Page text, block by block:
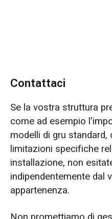
Contattaci
Se la vostra struttura
come ad esempio
modelli di gru
limitazioni specifiche
installazione, non
indipendentemente dal
appartenenza.